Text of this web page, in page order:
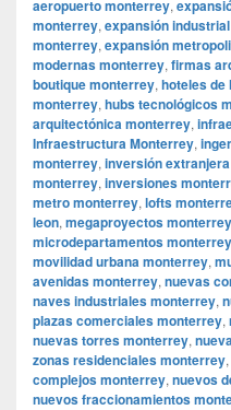
aeropuerto monterrey,
monterrey, expansión
monterrey, expansión
modernas monterrey, firmas
boutique monterrey, hoteles de
monterrey, hubs tecnológicos
arquitectónica monterrey,
Infraestructura Monterrey,
monterrey, inversión
monterrey, inversiones
metro monterrey, lofts
leon, megaproyectos monterrey
microdepartamentos monterrey
movilidad urbana monterrey,
avenidas monterrey, nuevas
naves industriales monterrey,
plazas comerciales monterrey,
nuevas torres monterrey,
zonas residenciales monterrey,
complejos monterrey, nuevos
nuevos fraccionamientos